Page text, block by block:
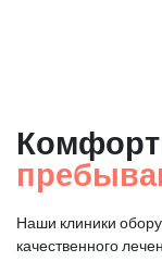
Наши клиники
качественного